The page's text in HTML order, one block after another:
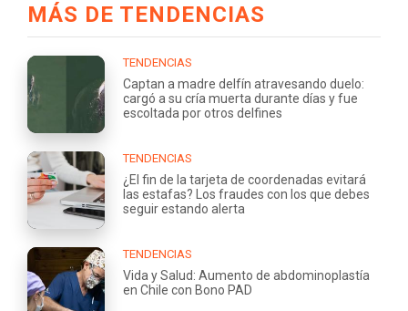
MÁS DE TENDENCIAS
TENDENCIAS
Captan a madre delfín atravesando duelo:
cargó a su cría muerta durante días y fue
escoltada por otros delfines
TENDENCIAS
¿El fin de la tarjeta de coordenadas evitará
las estafas? Los fraudes con los que debes
seguir estando alerta
TENDENCIAS
Vida y Salud: Aumento de abdominoplastía
en Chile con Bono PAD